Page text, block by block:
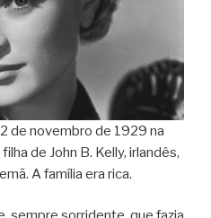
de novembro de 1929 na
de John B. Kelly, irlandês,
A família era rica.